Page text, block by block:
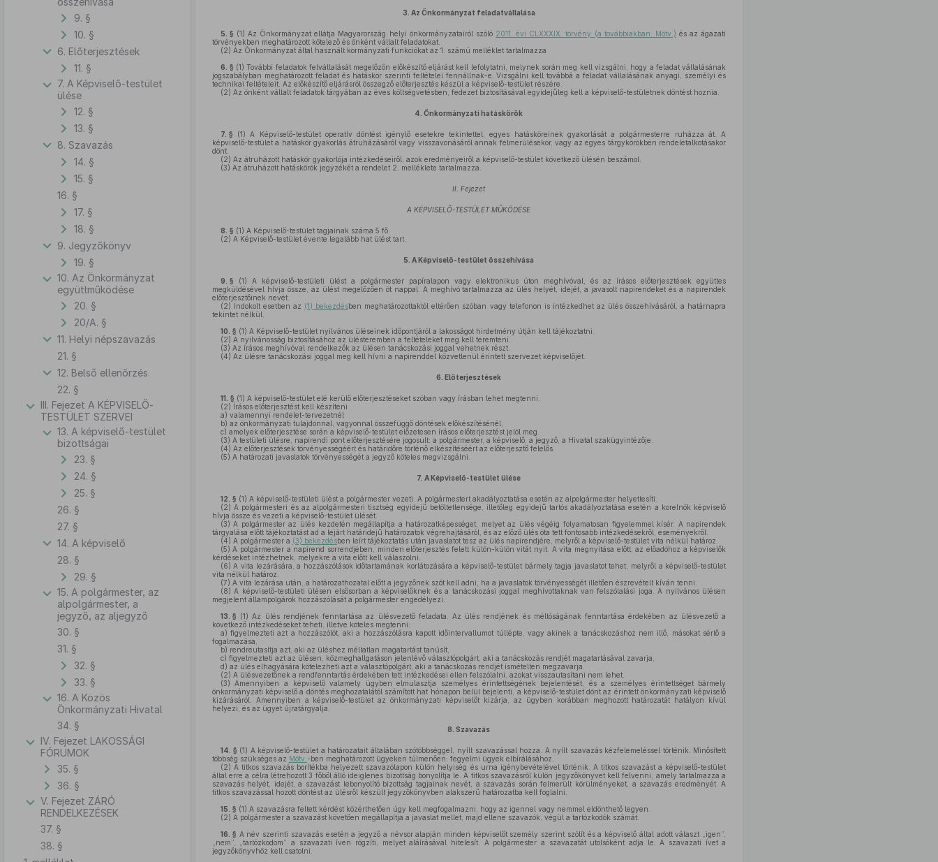
9. §
10. §
6. Előterjesztések
11. §
7. A Képviselő-testület
ülése
12. §
13. §
8. Szavazás
14. §
15. §
16. §
17. §
18. §
9. Jegyzőkönyv
19. §
10. Az Önkormányzat
együttműködése
20. §
20/A. §
11. Helyi népszavazás
21. §
12. Belső ellenőrzés
22. §
III. Fejezet A KÉPVISELŐ-
TESTÜLET SZERVEI
13. A képviselő-testület
bizottságai
23. §
24. §
25. §
26. §
27. §
14. A képviselő
28. §
29. §
15. A polgármester, az
alpolgármester, a
jegyző, az aljegyző
30. §
31. §
32. §
33. §
16. A Közös
Önkormányzati Hivatal
34. §
IV. Fejezet LAKOSSÁGI
FÓRUMOK
35. §
36. §
V. Fejezet ZÁRÓ
RENDELKEZÉSEK
37. §
38. §
3. Az Önkormányzat feladatvállalása
5. § (1) Az Önkormányzat ellátja Magyarország helyi önkormányzatairól szóló 2011. évi CLXXXIX. törvény (a továbbiakban: Mötv.) és az ágazati
törvényekben meghatározott kötelező és önként vállalt feladatokat.
(2) Az Önkormányzat által használt kormányzati funkciókat az 1. számú melléklet tartalmazza
6. § (1) További feladatok felvállalását megelőzőn előkészítő eljárást kell lefolytatni, melynek során meg kell vizsgálni, hogy a feladat vállalásának
jogszabályban meghatározott feladat és hatáskör szerinti feltételei fennállnak-e. Vizsgálni kell továbbá a feladat vállalásának anyagi, személyi és
technikai feltételeit. Az előkészítő eljárásról összegző előterjesztés készül a képviselő-testület részére.
(2) Az önként vállalt feladatok tárgyában az éves költségvetésben, fedezet biztosításával egyidejűleg kell a képviselő-testületnek döntést hoznia.
4. Önkormányzati hatáskörök
7. § (1) A Képviselő-testület operatív döntést igénylő esetekre tekintettel, egyes hatásköreinek gyakorlását a polgármesterre ruházza át. A
képviselő-testület a hatáskör gyakorlás átruházásáról vagy visszavonásáról annak felmerülésekor, vagy az egyes tárgykörökben rendeletalkotásakor
dönt.
(2) Az átruházott hatáskör gyakorlója intézkedéseiről, azok eredményeiről a képviselő-testület következő ülésén beszámol.
(3) Az átruházott hatáskörök jegyzékét a rendelet 2. melléklete tartalmazza.
II. Fejezet
A KÉPVISELŐ-TESTÜLET MŰKÖDÉSE
8. § (1) A Képviselő-testület tagjainak száma 5 fő.
(2) A Képviselő-testület évente legalább hat ülést tart.
5. A Képviselő-testület összehívása
9. § (1) A képviselő-testületi ülést a polgármester papíralapon vagy elektronikus úton meghívóval, és az írásos előterjesztések együttes
megküldésével hívja össze, az ülést megelőzően öt nappal. A meghívó tartalmazza az ülés helyét, idejét, a javasolt napirendeket és a napirendek
előterjesztőinek nevét.
(2) Indokolt esetben az (1) bekezdésben meghatározottaktól eltérően szóban vagy telefonon is intézkedhet az ülés összehívásáról, a határnapra
tekintet nélkül.
10. § (1) A Képviselő-testület nyilvános üléseinek időpontjáról a lakosságot hirdetmény útján kell tájékoztatni.
(2) A nyilvánosság biztosításához az ülésteremben a feltételeket meg kell teremteni.
(3) Az írásos meghívóval rendelkezők az ülésen tanácskozási joggal vehetnek részt.
(4) Az ülésre tanácskozási joggal meg kell hívni a napirenddel közvetlenül érintett szervezet képviselőjét.
6. Előterjesztések
11. § (1) A képviselő-testület elé kerülő előterjesztéseket szóban vagy írásban lehet megtenni.
(2) Írásos előterjesztést kell készíteni
a) valamennyi rendelet-tervezetnél
b) az önkormányzati tulajdonnal, vagyonnal összefüggő döntések előkészítésénél,
c) amelyek előterjesztése során a képviselő-testület előzetesen írásos előterjesztést jelöl meg.
(3) A testületi ülésre, napirendi pont előterjesztésére jogosult: a polgármester, a képviselő, a jegyző, a Hivatal szakügyintézője.
(4) Az előterjesztések törvényességéért és határidőre történő elkészítéséért az előterjesztő felelős.
(5) A határozati javaslatok törvényességét a jegyző köteles megvizsgálni.
7. A Képviselő-testület ülése
12. § (1) A képviselő-testületi ülést a polgármester vezeti. A polgármestert akadályoztatása esetén az alpolgármester helyettesíti.
(2) A polgármesteri és az alpolgármesteri tisztség egyidejű betöltetlensége, illetőleg egyidejű tartós akadályoztatása esetén a korelnök képviselő
hívja össze és vezeti a képviselő-testület ülését.
(3) A polgármester az ülés kezdetén megállapítja a határozatképességet, melyet az ülés végéig folyamatosan figyelemmel kísér. A napirendek
tárgyalása előtt tájékoztatást ad a lejárt határidejű határozatok végrehajtásáról, és az előző ülés óta tett fontosabb intézkedésekről, eseményekről.
(4) A polgármester a (3) bekezdésben leírt tájékoztatás után javaslatot tesz az ülés napirendjére, melyről a képviselő-testület vita nélkül határoz.
(5) A polgármester a napirend sorrendjében, minden előterjesztés felett külön-külön vitát nyit. A vita megnyitása előtt, az előadóhoz a képviselők
kérdéseket intézhetnek, melyekre a vita előtt kell válaszolni.
(6) A vita lezárására, a hozzászólások időtartamának korlátozására a képviselő-testület bármely tagja javaslatot tehet, melyről a képviselő-testület
vita nélkül határoz.
(7) A vita lezárása után, a határozathozatal előtt a jegyzőnek szót kell adni, ha a javaslatok törvényességét illetően észrevételt kíván tenni.
(8) A képviselő-testületi ülésen elsősorban a képviselőknek és a tanácskozási joggal meghívottaknak van felszólalási joga. A nyilvános ülésen
megjelent állampolgárok hozzászólását a polgármester engedélyezi.
13. § (1) Az ülés rendjének fenntartása az ülésvezető feladata. Az ülés rendjének és méltóságának fenntartása érdekében az ülésvezető a
következő intézkedéseket teheti, illetve köteles megtenni:
a) figyelmezteti azt a hozzászólót, aki a hozzászólásra kapott időintervallumot túllépte, vagy akinek a tanácskozáshoz nem illő, másokat sértő a
fogalmazása,
b) rendreutasítja azt, aki az üléshez méltatlan magatartást tanúsít,
c) figyelmezteti azt az ülésen, közmeghallgatáson jelenlévő választópolgárt, aki a tanácskozás rendjét magatartásával zavarja,
d) az ülés elhagyására kötelezheti azt a választópolgárt, aki a tanácskozás rendjét ismételten megzavarja.
(2) A ülésvezetőnek a rendfenntartás érdekében tett intézkedései ellen felszólalni, azokat visszautasítani nem lehet.
(3) Amennyiben a képviselő valamely ügyben elmulasztja személyes érintettségének bejelentését, és a személyes érintettséget bármely
önkormányzati képviselő a döntés meghozatalától számított hat hónapon belül bejelenti, a képviselő-testület dönt az érintett önkormányzati képviselő
kizárásáról. Amennyiben a képviselő-testület az önkormányzati képviselőt kizárja, az ügyben korábban meghozott határozatát hatályon kívül
helyezi, és az ügyet újratárgyalja.
8. Szavazás
14. § (1) A képviselő-testület a határozatait általában szótöbbséggel, nyílt szavazással hozza. A nyílt szavazás kézfelemeléssel történik. Minősített
többség szükséges az Mötv. -ben meghatározott ügyeken túlmenően: fegyelmi ügyek elbírálásához.
(2) A titkos szavazás borítékba helyezett szavazólapon külön helyiség és urna igénybevételével történik. A titkos szavazást a képviselő-testület
által erre a célra létrehozott 3 főből álló ideiglenes bizottság bonyolítja le. A titkos szavazásról külön jegyzőkönyvet kell felvenni, amely tartalmazza a
szavazás helyét, idejét, a szavazást lebonyolító bizottság tagjainak nevét, a szavazás során felmerült körülményeket, a szavazás eredményét. A
titkos szavazással hozott döntést az ülésről készült jegyzőkönyvben alakszerű határozatba kell foglalni.
15. § (1) A szavazásra feltett kérdést közérthetően úgy kell megfogalmazni, hogy az igennel vagy nemmel eldönthető legyen.
(2) A polgármester a szavazást követően megállapítja a javaslat mellet, majd ellene szavazók, végül a tartózkodók számát.
16. § A név szerinti szavazás esetén a jegyző a névsor alapján minden képviselőt személy szerint szólít és a képviselő által adott választ „igen”,
„nem”, „tartózkodom” a szavazati íven rögzíti, melyet aláírásával hitelesít. A polgármester a szavazatát utolsóként adja le. A szavazati ívet a
jegyzőkönyvhöz kell csatolni.